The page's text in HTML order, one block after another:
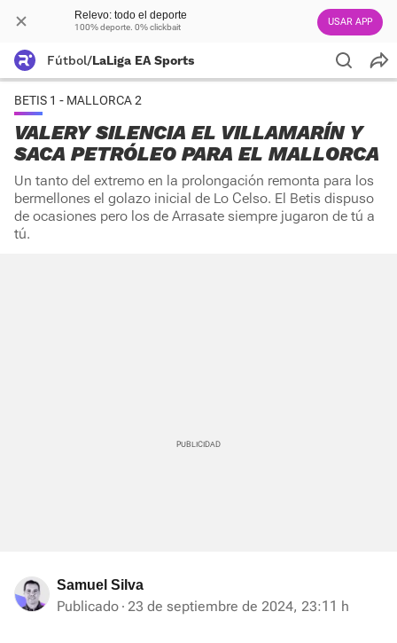
Relevo: todo el deporte
100% deporte. 0% clickbait USAR APP
Fútbol/LaLiga EA Sports
BETIS 1 - MALLORCA 2
VALERY SILENCIA EL VILLAMARÍN Y
SACA PETRÓLEO PARA EL MALLORCA
Un tanto del extremo en la prolongación remonta para los
bermellones el golazo inicial de Lo Celso. El Betis dispuso
de ocasiones pero los de Arrasate siempre jugaron de tú a
tú.
Samuel Silva
Publicado 23 de septiembre de 2024, 23:11 h